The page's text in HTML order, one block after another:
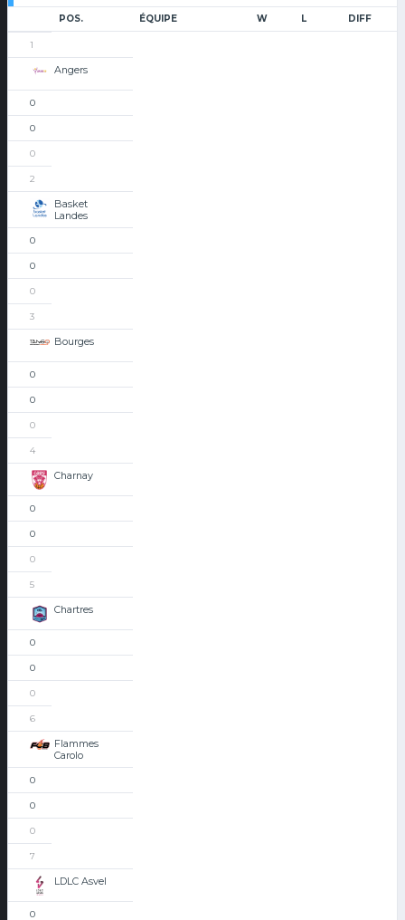
POS. ÉQUIPE W L DIFF
1
Angers
0
0
0
2
Basket
Landes
0
0
0
3
Bourges
0
0
0
4
Charnay
0
0
0
5
Chartres
0
0
0
6
Flammes
Carolo
0
0
0
7
LDLC Asvel
0